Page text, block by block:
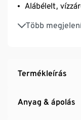
Alábélelt,
Több
Elöl 2 cipzáras
A bolyhosodás
viseletet és
Mutatós
Termékleírás
Anyag & ápolás